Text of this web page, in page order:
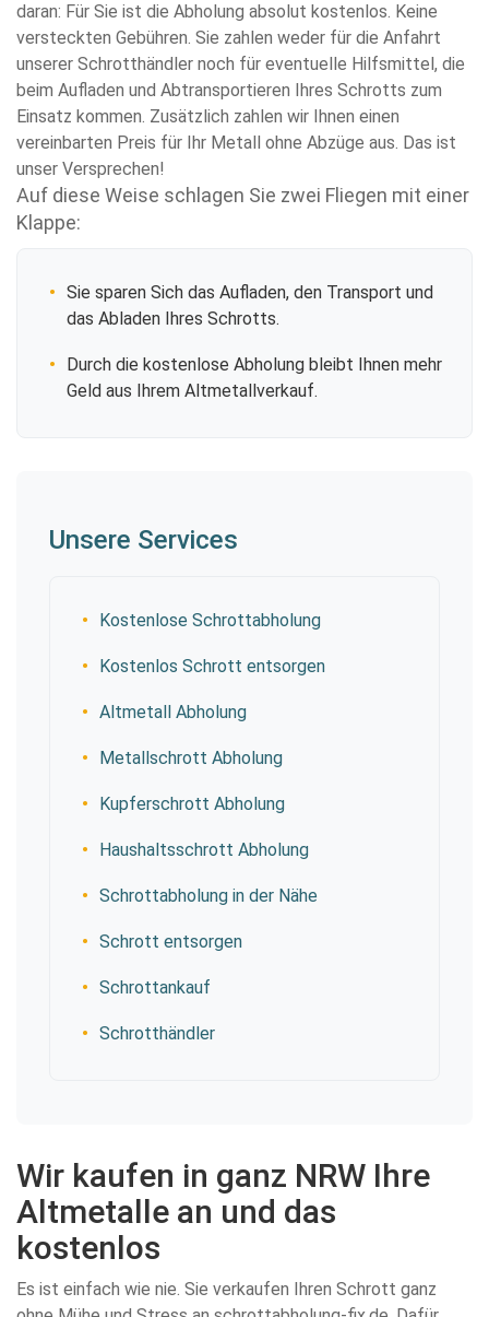
daran: Für Sie ist die Abholung absolut kostenlos. Keine
versteckten Gebühren. Sie zahlen weder für die Anfahrt
unserer Schrotthändler noch für eventuelle Hilfsmittel, die
beim Aufladen und Abtransportieren Ihres Schrotts zum
Einsatz kommen. Zusätzlich zahlen wir Ihnen einen
vereinbarten Preis für Ihr Metall ohne Abzüge aus. Das ist
unser Versprechen!
Auf diese Weise schlagen Sie zwei Fliegen mit einer
Klappe:
Sie sparen Sich das Aufladen, den Transport und
das Abladen Ihres Schrotts.
Durch die kostenlose Abholung bleibt Ihnen mehr
Geld aus Ihrem Altmetallverkauf.
Unsere Services
Kostenlose Schrottabholung
Kostenlos Schrott entsorgen
Altmetall Abholung
Metallschrott Abholung
Kupferschrott Abholung
Haushaltsschrott Abholung
Schrottabholung in der Nähe
Schrott entsorgen
Schrottankauf
Schrotthändler
Wir kaufen in ganz NRW Ihre
Altmetalle an und das
kostenlos
Es ist einfach wie nie. Sie verkaufen Ihren Schrott ganz